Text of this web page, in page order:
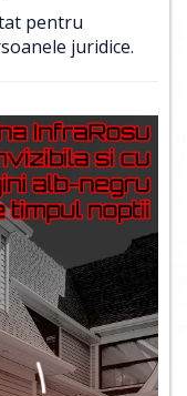
pentru
juridice.